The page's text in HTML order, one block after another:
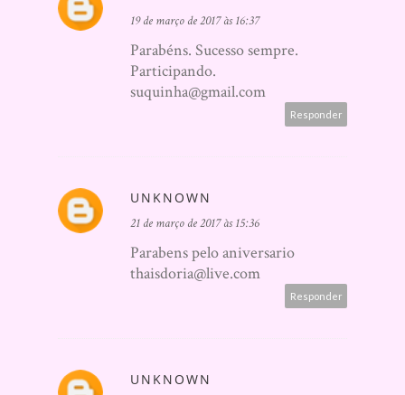
19 de março de 2017 às 16:37
Parabéns. Sucesso sempre.
Participando.
suquinha@gmail.com
Responder
UNKNOWN
21 de março de 2017 às 15:36
Parabens pelo aniversario
thaisdoria@live.com
Responder
UNKNOWN